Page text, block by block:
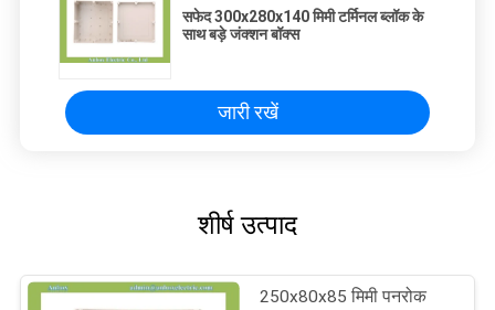
सफेद 300x280x140 मिमी टर्मिनल ब्लॉक के
साथ बड़े जंक्शन बॉक्स
जारी रखें
शीर्ष उत्पाद
250x80x85 मिमी पनरोक